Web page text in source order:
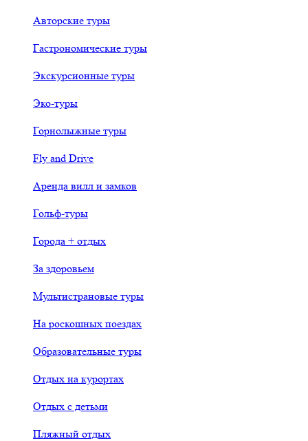
Авторские туры
Гастрономические туры
Экскурсионные туры
Эко-туры
Горнолыжные туры
Fly and Drive
Аренда вилл и замков
Гольф-туры
Города + отдых
За здоровьем
Мультистрановые туры
На роскошных поездах
Образовательные туры
Отдых на курортах
Отдых с детьми
Пляжный отдых